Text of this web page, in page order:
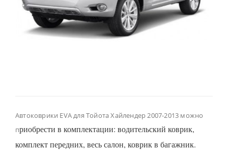
Автоковрики EVA для Тойота Хайлендер 2007-2013 можно
приобрести в комплектации: водительский коврик,
комплект передних, весь салон, коврик в багажник.